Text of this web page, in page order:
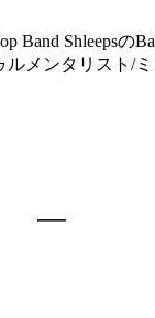
Band Shleeps
メンタリスト/ミ